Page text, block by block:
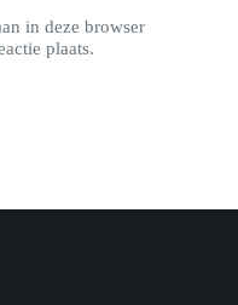
in deze browser
plaats.